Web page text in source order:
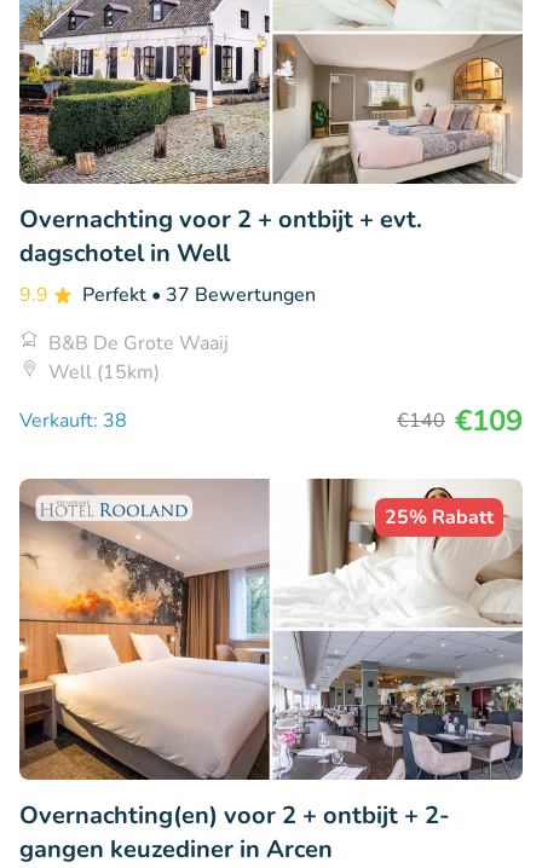
Overnachting voor 2 + ontbijt + evt.
dagschotel in Well
9.9 Perfekt • 37 Bewertungen
B&B De Grote Waaij
Well (15km)
Verkauft: 38
€140 €109
25% Rabatt
Overnachting(en) voor 2 + ontbijt + 2-
gangen keuzediner in Arcen